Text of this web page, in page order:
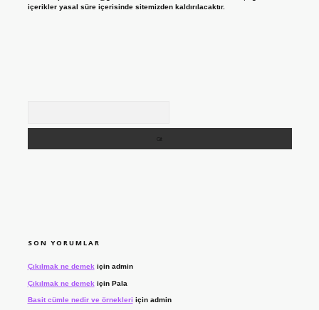
içerikler yasal süre içerisinde sitemizden kaldırılacaktır.
SON YORUMLAR
Çıkılmak ne demek için admin
Çıkılmak ne demek için Pala
Basit cümle nedir ve örnekleri için admin